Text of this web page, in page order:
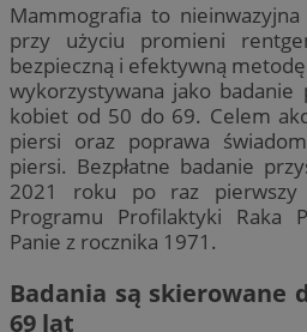
Mammografia to
przy użyciu promieni
bezpieczną i efektywną
wykorzystywana jako
kobiet od 50 do 69. Celem
piersi oraz poprawa
piersi. Bezpłatne badanie
2021 roku po raz
Programu Profilaktyki Raka
Panie z rocznika 1971.
Badania są skierowane
69 lat